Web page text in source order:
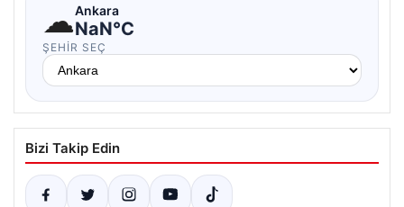
☁Ankara
NaN°C
ŞEHIR SEÇ
Bizi Takip Edin